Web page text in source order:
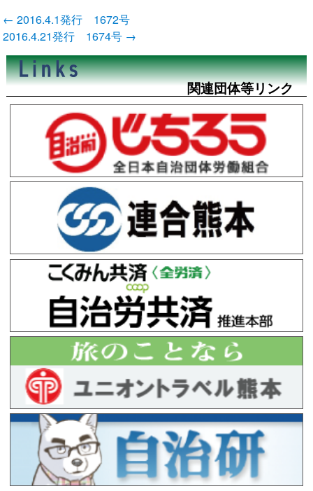
投
稿
ナ
ビ
ゲ
ー
シ
← 2016.4.1発行 1672号
2016.4.21発行 1674号 →
関連団体等リンク